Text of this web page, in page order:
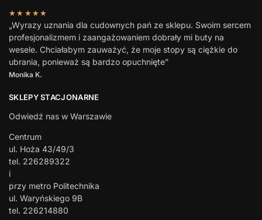
★★★★★
„Wyrazy uznania dla cudownych pań ze sklepu. Swoim sercem
profesjonalizmem i zaangażowaniem dobrały mi buty na
wesele. Chciałabym zauważyć, że moje stopy są ciężkie do
ubrania, ponieważ są bardzo opuchnięte”
Monika K.
SKLEPY STACJONARNE
Odwiedź nas w Warszawie
Centrum
ul. Hoża 43/49/3
tel. 226289322
i
przy metro Politechnika
ul. Waryńskiego 9B
tel. 226214880